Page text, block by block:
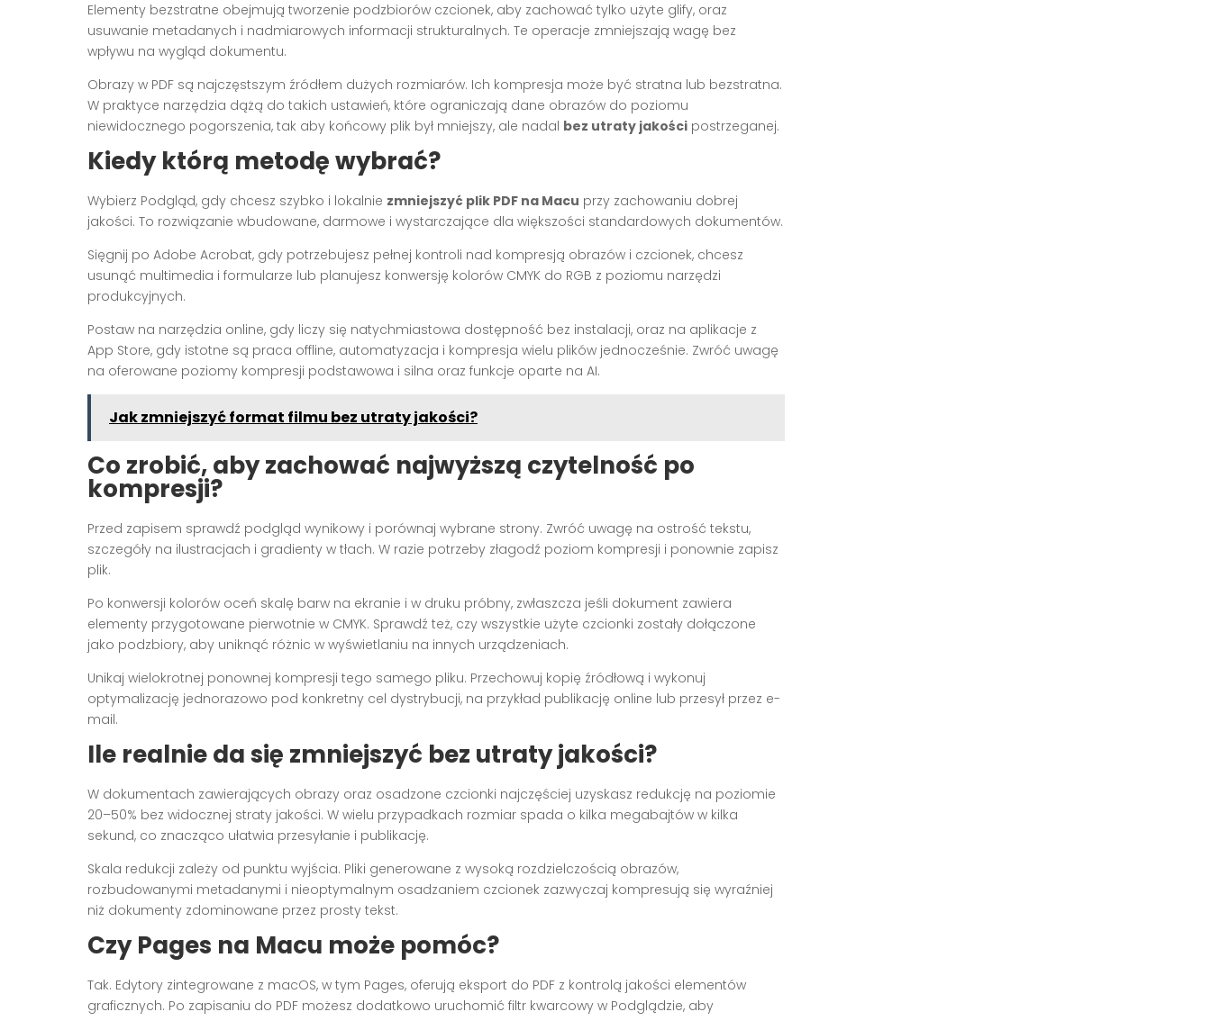
Elementy bezstratne obejmują tworzenie podzbiorów czcionek, aby zachować tylko użyte glify, oraz
usuwanie metadanych i nadmiarowych informacji strukturalnych. Te operacje zmniejszają wagę bez
wpływu na wygląd dokumentu.
Obrazy w PDF są najczęstszym źródłem dużych rozmiarów. Ich kompresja może być stratna lub bezstratna.
W praktyce narzędzia dążą do takich ustawień, które ograniczają dane obrazów do poziomu
niewidocznego pogorszenia, tak aby końcowy plik był mniejszy, ale nadal bez utraty jakości postrzeganej.
Kiedy którą metodę wybrać?
Wybierz Podgląd, gdy chcesz szybko i lokalnie zmniejszyć plik PDF na Macu przy zachowaniu dobrej
jakości. To rozwiązanie wbudowane, darmowe i wystarczające dla większości standardowych dokumentów.
Sięgnij po Adobe Acrobat, gdy potrzebujesz pełnej kontroli nad kompresją obrazów i czcionek, chcesz
usunąć multimedia i formularze lub planujesz konwersję kolorów CMYK do RGB z poziomu narzędzi
produkcyjnych.
Postaw na narzędzia online, gdy liczy się natychmiastowa dostępność bez instalacji, oraz na aplikacje z
App Store, gdy istotne są praca offline, automatyzacja i kompresja wielu plików jednocześnie. Zwróć uwagę
na oferowane poziomy kompresji podstawowa i silna oraz funkcje oparte na AI.
Jak zmniejszyć format filmu bez utraty jakości?
Co zrobić, aby zachować najwyższą czytelność po
kompresji?
Przed zapisem sprawdź podgląd wynikowy i porównaj wybrane strony. Zwróć uwagę na ostrość tekstu,
szczegóły na ilustracjach i gradienty w tłach. W razie potrzeby złagodź poziom kompresji i ponownie zapisz
plik.
Po konwersji kolorów oceń skalę barw na ekranie i w druku próbny, zwłaszcza jeśli dokument zawiera
elementy przygotowane pierwotnie w CMYK. Sprawdź też, czy wszystkie użyte czcionki zostały dołączone
jako podzbiory, aby uniknąć różnic w wyświetlaniu na innych urządzeniach.
Unikaj wielokrotnej ponownej kompresji tego samego pliku. Przechowuj kopię źródłową i wykonuj
optymalizację jednorazowo pod konkretny cel dystrybucji, na przykład publikację online lub przesył przez e-
mail.
Ile realnie da się zmniejszyć bez utraty jakości?
W dokumentach zawierających obrazy oraz osadzone czcionki najczęściej uzyskasz redukcję na poziomie
20–50% bez widocznej straty jakości. W wielu przypadkach rozmiar spada o kilka megabajtów w kilka
sekund, co znacząco ułatwia przesyłanie i publikację.
Skala redukcji zależy od punktu wyjścia. Pliki generowane z wysoką rozdzielczością obrazów,
rozbudowanymi metadanymi i nieoptymalnym osadzaniem czcionek zazwyczaj kompresują się wyraźniej
niż dokumenty zdominowane przez prosty tekst.
Czy Pages na Macu może pomóc?
Tak. Edytory zintegrowane z macOS, w tym Pages, oferują eksport do PDF z kontrolą jakości elementów
graficznych. Po zapisaniu do PDF możesz dodatkowo uruchomić filtr kwarcowy w Podglądzie, aby